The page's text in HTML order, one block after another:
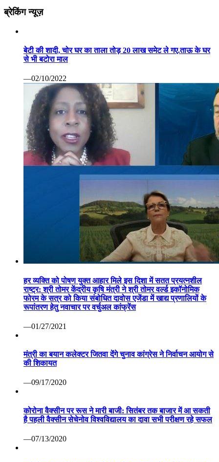
ब्रेकिंग न्यूज़
बेटी की शादी, चोर घर का ताला तोड़ 20 लाख समेट ले गए.ताऊ के घर
से भी बटोरा माल
—02/10/2022
हर व्यक्ति को पोषण युक्त आहार मिले इस दिशा में सतत प्रयत्नशील
राष्ट्र: श्री तोमर केंद्रीय कृषि मंत्री ने श्री तोमर वर्ल्ड इकॉनोमिक
फोरम के सत्र को किया संबोधित दावोस एजेंडा में खाद्य प्रणालियों के
रूपांतरण हेतु नवाचार पर वर्चुअल कांफ्रेंस
—01/27/2021
मंत्री का बयान कलेक्टर जितवा देंगे चुनाव कांग्रेस ने निर्वाचन आयोग से
की शिकायत
—09/17/2020
कोरोना वैक्सीन पर रूस ने मारी बाजी: सितंबर तक बाजार में आ सकती
है पहली वैक्सीन सेचेनोव विश्वविद्यालय का दावा सभी परीक्षण रहे सफल
—07/13/2020